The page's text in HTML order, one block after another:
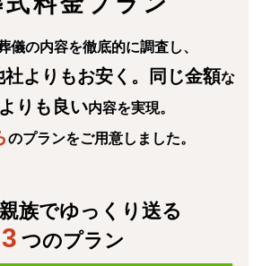
儀の内容を徹底的に調査し、
社よりもお安く 。同じ金額な
りも良い内容を実現。
のプランをご用意しました。
族でゆっくり送る
3 つのプラン